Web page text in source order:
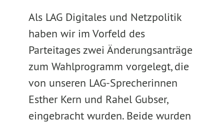
Als LAG Digitales und Netzpolitik
haben wir im Vorfeld des
Parteitages zwei Änderungsanträge
zum Wahlprogramm vorgelegt, die
von unseren LAG-Sprecherinnen
Esther Kern und Rahel Gubser,
eingebracht wurden. Beide wurden